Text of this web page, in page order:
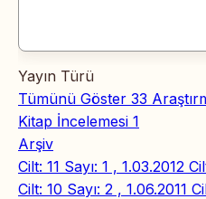
Yayın Türü
Tümünü Göster 33
Kitap İncelemesi 1
Arşiv
Cilt: 11 Sayı: 1 , 1.03.2012
Cilt: 10 Sayı: 2 , 1.06.2011